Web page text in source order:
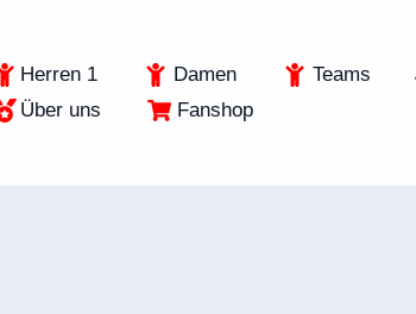
Herren 1 Damen Teams
Über uns
Fanshop